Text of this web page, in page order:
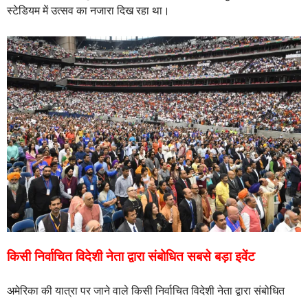
स्टेडियम में उत्सव का नजारा दिख रहा था।
किसी निर्वाचित विदेशी नेता द्वारा संबोधित सबसे बड़ा इवेंट
अमेरिका की यात्रा पर जाने वाले किसी निर्वाचित विदेशी नेता द्वारा संबोधित